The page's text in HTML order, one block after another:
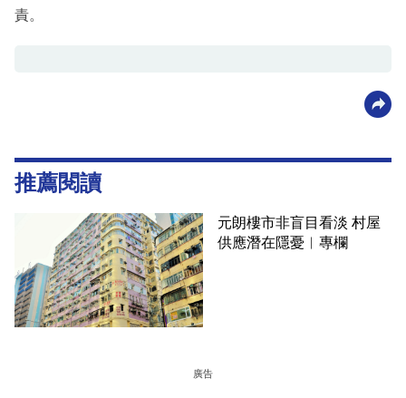
責。
推薦閱讀
元朗樓市非盲目看淡 村屋
供應潛在隱憂︳專欄
廣告